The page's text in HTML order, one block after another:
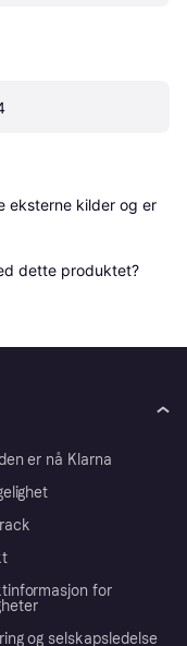
eksterne kilder og er
dette produktet?
er nå Klarna
for
og selskapsledelse